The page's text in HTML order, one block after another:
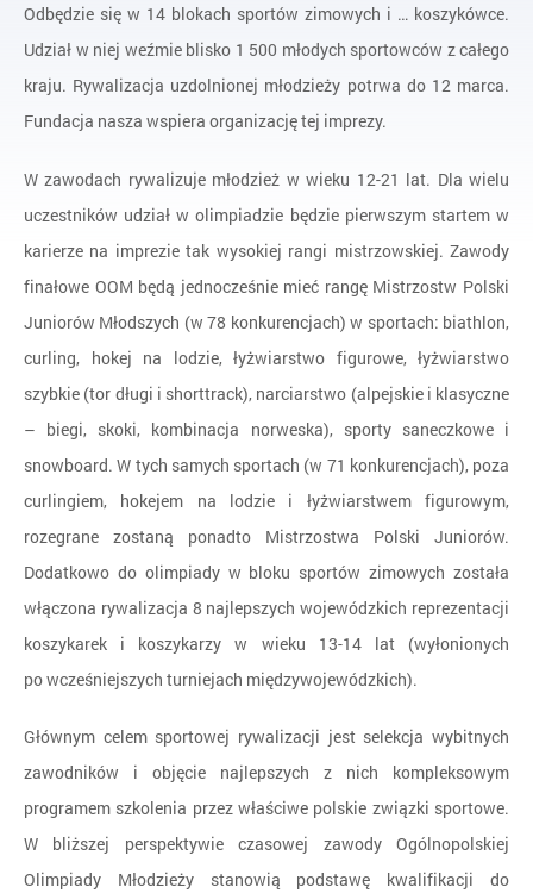
Ogólnopolskie Olimpiady Młodzieży
XXIII Ogólnopolska Olimpiada Młodzieży w sportach
Odbędzie się w 14 blokach sportów zimowych i … koszykówce.
Udział w niej weźmie blisko 1 500 młodych sportowców z całego
kraju. Rywalizacja uzdolnionej młodzieży potrwa do 12 marca.
Fundacja nasza wspiera organizację tej imprezy.
W zawodach rywalizuje młodzież w wieku 12-21 lat. Dla wielu
uczestników udział w olimpiadzie będzie pierwszym startem w
karierze na imprezie tak wysokiej rangi mistrzowskiej. Zawody
finałowe OOM będą jednocześnie mieć rangę Mistrzostw Polski
Juniorów Młodszych (w 78 konkurencjach) w sportach: biathlon,
curling, hokej na lodzie, łyżwiarstwo figurowe, łyżwiarstwo
szybkie (tor długi i shorttrack), narciarstwo (alpejskie i klasyczne
– biegi, skoki, kombinacja norweska), sporty saneczkowe i
snowboard. W tych samych sportach (w 71 konkurencjach), poza
curlingiem, hokejem na lodzie i łyżwiarstwem figurowym,
rozegrane zostaną ponadto Mistrzostwa Polski Juniorów.
Dodatkowo do olimpiady w bloku sportów zimowych została
włączona rywalizacja 8 najlepszych wojewódzkich reprezentacji
koszykarek i koszykarzy w wieku 13-14 lat (wyłonionych
po wcześniejszych turniejach międzywojewódzkich).
Głównym celem sportowej rywalizacji jest selekcja wybitnych
zawodników i objęcie najlepszych z nich kompleksowym
programem szkolenia przez właściwe polskie związki sportowe.
W bliższej perspektywie czasowej zawody Ogólnopolskiej
Olimpiady Młodzieży stanowią podstawę kwalifikacji do